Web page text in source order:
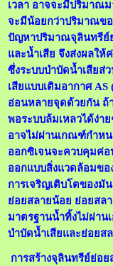
เวลา อาจจะมีปริมาณ
จะมีน้อยกว่าปริมาณขอ
ปัญหาปริมาณจุลินทรีย์
และน้ำเสีย จึงส่งผลใ
ซึ่งระบบบำบัดน้ำเสียส่
เสียแบบเติมอากาศ
อ่อนหลายจุดด้วยกัน ถ้
พอระบบล้มเหลวได้ง่า
อาจไม่ผ่านเกณฑ์กำห
ออกซิเจนจะควบคุมค่
ออกแบบสิ่งแวดล้อมขอ
การเจริญเติบโตของ
ย่อยสลายน้อย ย่อยสล
มาตรฐานน้ำทิ้งไม่ผ่าน
บำบัดน้ำเสียและย่อยส
การสร้างจุลินทรีย์ย่อย